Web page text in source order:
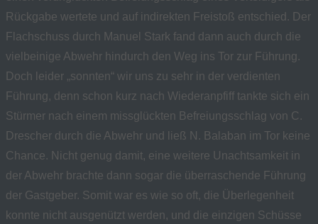
Rückgabe wertete und auf indirekten Freistoß entschied. Der
Flachschuss durch Manuel Stark fand dann auch durch die
vielbeinige Abwehr hindurch den Weg ins Tor zur Führung.
Doch leider „sonnten“ wir uns zu sehr in der verdienten
Führung, denn schon kurz nach Wiederanpfiff tankte sich ein
Stürmer nach einem missglückten Befreiungsschlag von C.
Drescher durch die Abwehr und ließ N. Balaban im Tor keine
Chance. Nicht genug damit, eine weitere Unachtsamkeit in
der Abwehr brachte dann sogar die überraschende Führung
der Gastgeber. Somit war es wie so oft, die Überlegenheit
konnte nicht ausgenützt werden, und die einzigen Schüsse